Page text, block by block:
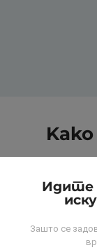
Идите
Зашто се